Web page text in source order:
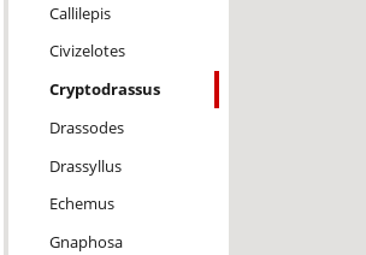
Callilepis
Civizelotes
Cryptodrassus
Drassodes
Drassyllus
Echemus
Gnaphosa